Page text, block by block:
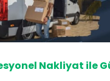
Nakliyat ile